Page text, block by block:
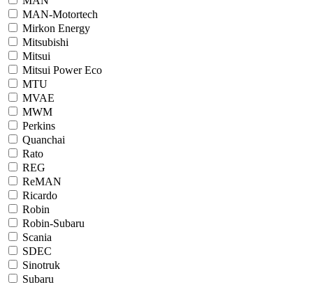
MAN-Motortech
Mirkon Energy
Mitsubishi
Mitsui
Mitsui Power Eco
MTU
MVAE
MWM
Perkins
Quanchai
Rato
REG
ReMAN
Ricardo
Robin
Robin-Subaru
Scania
SDEC
Sinotruk
Subaru